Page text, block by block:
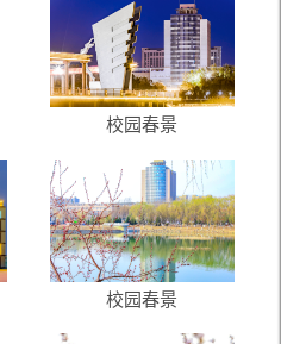
校园春景
校园春景